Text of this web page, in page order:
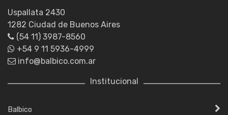
Uspallata 2430
1282 Ciudad de Buenos Aires
(54 11) 3987-8560
+54 9 11 5936-4999
info@balbico.com.ar
Institucional
Balbico